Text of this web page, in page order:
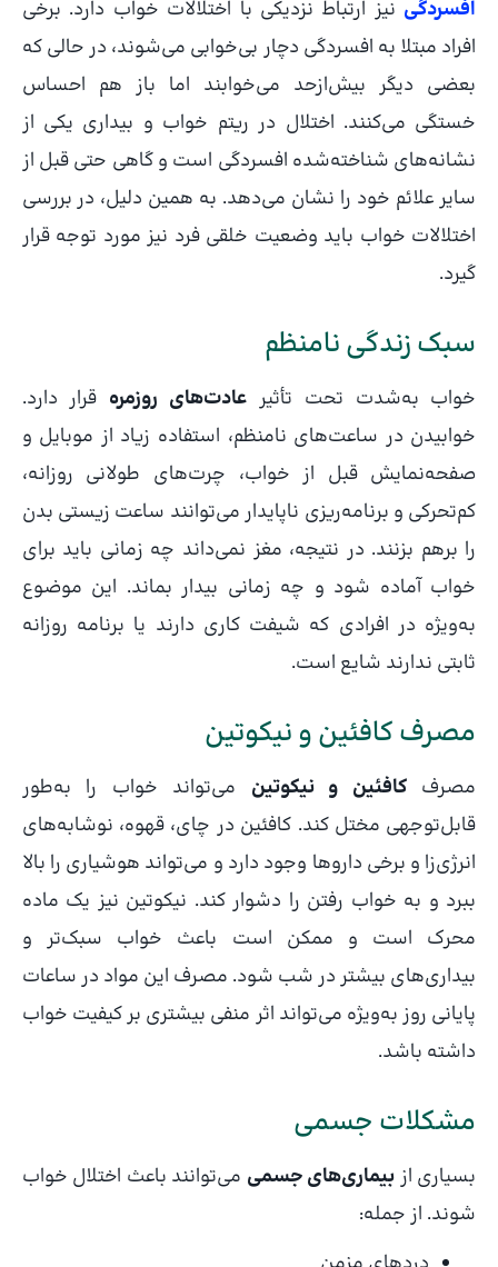
افسردگی نیز ارتباط نزدیکی با اختلالات خواب دارد. برخی
افراد مبتلا به افسردگی دچار بی‌خوابی می‌شوند، در حالی که
بعضی دیگر بیش‌ازحد می‌خوابند اما باز هم احساس
خستگی می‌کنند. اختلال در ریتم خواب و بیداری یکی از
نشانه‌های شناخته‌شده افسردگی است و گاهی حتی قبل از
سایر علائم خود را نشان می‌دهد. به همین دلیل، در بررسی
اختلالات خواب باید وضعیت خلقی فرد نیز مورد توجه قرار
گیرد.
سبک زندگی نامنظم
خواب به‌شدت تحت تأثیر عادت‌های روزمره قرار دارد.
خوابیدن در ساعت‌های نامنظم، استفاده زیاد از موبایل و
صفحه‌نمایش قبل از خواب، چرت‌های طولانی روزانه،
کم‌تحرکی و برنامه‌ریزی ناپایدار می‌توانند ساعت زیستی بدن
را برهم بزنند. در نتیجه، مغز نمی‌داند چه زمانی باید برای
خواب آماده شود و چه زمانی بیدار بماند. این موضوع
به‌ویژه در افرادی که شیفت کاری دارند یا برنامه روزانه
ثابتی ندارند شایع است.
مصرف کافئین و نیکوتین
مصرفکافئین و نیکوتین می‌تواند خواب را به‌طور
قابل‌توجهی مختل کند. کافئین در چای، قهوه، نوشابه‌های
انرژی‌زا و برخی داروها وجود دارد و می‌تواند هوشیاری را بالا
ببرد و به خواب رفتن را دشوار کند. نیکوتین نیز یک ماده
محرک است و ممکن است باعث خواب سبک‌تر و
بیداری‌های بیشتر در شب شود. مصرف این مواد در ساعات
پایانی روز به‌ویژه می‌تواند اثر منفی بیشتری بر کیفیت خواب
داشته باشد.
مشکلات جسمی
بسیاری از بیماری‌های جسمی می‌توانند باعث اختلال خواب
شوند. از جمله: